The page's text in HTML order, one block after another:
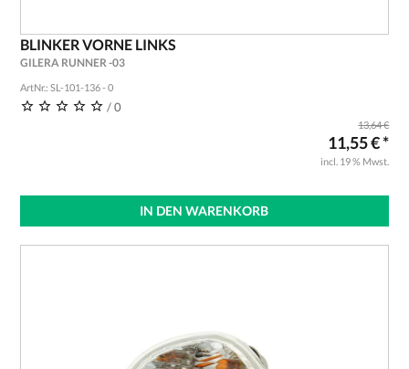
BLINKER VORNE LINKS
GILERA RUNNER -03
ArtNr.: SL-101-136 - 0
/ 0
13,64 €
11,55 € *
incl. 19 % Mwst.
IN DEN WARENKORB